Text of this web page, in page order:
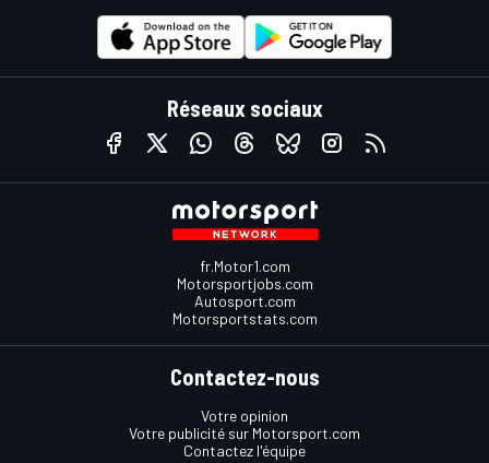
Réseaux sociaux
fr.Motor1.com
Motorsportjobs.com
Autosport.com
Motorsportstats.com
Contactez-nous
Votre opinion
Votre publicité sur Motorsport.com
Contactez l'équipe